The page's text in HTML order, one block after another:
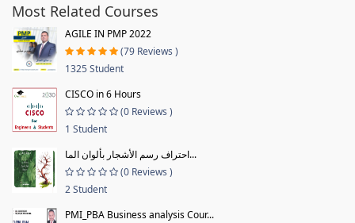
Most Related Courses
AGILE IN PMP 2022
(79 Reviews )
1325 Student
CISCO in 6 Hours
(0 Reviews )
1 Student
احتراف رسم الأشجار بألوان الما...
(0 Reviews )
2 Student
PMI_PBA Business analysis Cour...